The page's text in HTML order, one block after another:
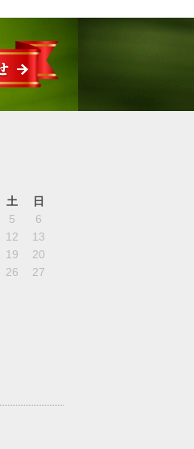
土
日
5
6
12
13
19
20
26
27